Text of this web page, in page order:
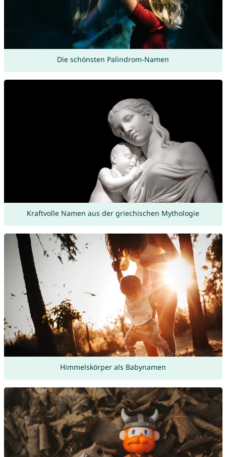
Die schönsten Palindrom-Namen
Kraftvolle Namen aus der griechischen Mythologie
Himmelskörper als Babynamen